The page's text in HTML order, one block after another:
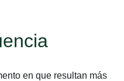
en que resultan más